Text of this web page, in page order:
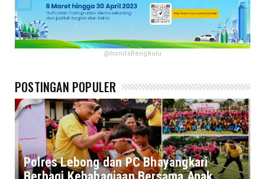
@hondaBengkulu
POSTINGAN POPULER
Polres Lebong dan PC Bhayangkari